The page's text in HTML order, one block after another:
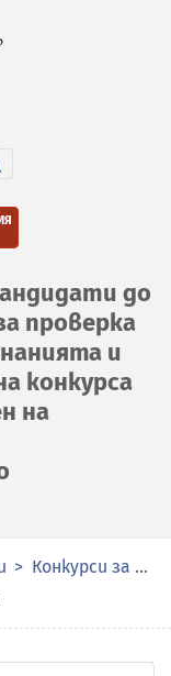
до
проверка
и
конкурса
на
Конкурси за избор на членове на органите за управление и контрол в публичните предприятия